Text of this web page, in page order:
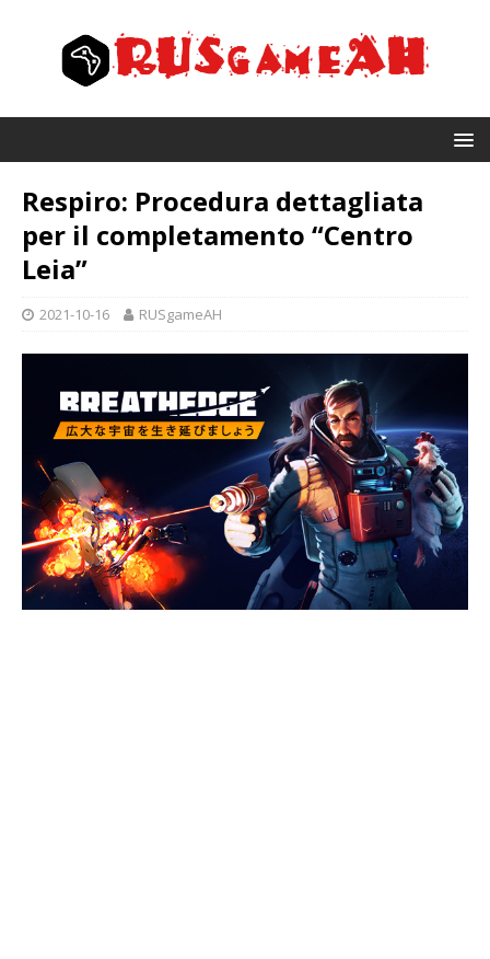
Respiro: Procedura dettagliata
per il completamento “Centro
Leia”
2021-10-16 RUSgameAH